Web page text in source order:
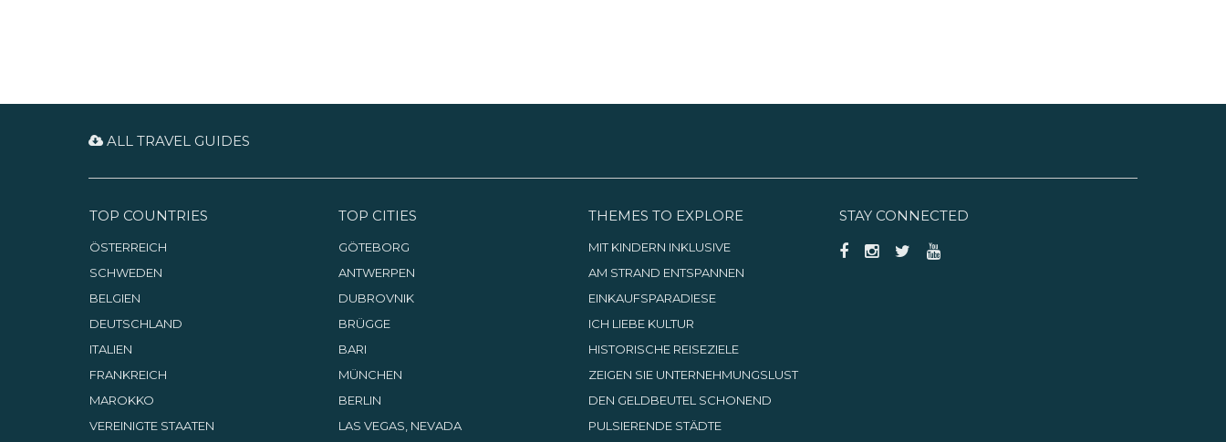
ALL TRAVEL GUIDES
TOP COUNTRIES
ÖSTERREICH
SCHWEDEN
BELGIEN
DEUTSCHLAND
ITALIEN
FRANKREICH
MAROKKO
VEREINIGTE STAATEN
TOP CITIES
GÖTEBORG
ANTWERPEN
DUBROVNIK
BRÜGGE
BARI
MÜNCHEN
BERLIN
LAS VEGAS, NEVADA
THEMES TO EXPLORE
MIT KINDERN INKLUSIVE
AM STRAND ENTSPANNEN
EINKAUFSPARADIESE
ICH LIEBE KULTUR
HISTORISCHE REISEZIELE
ZEIGEN SIE UNTERNEHMUNGSLUST
DEN GELDBEUTEL SCHONEND
PULSIERENDE STÄDTE
STAY CONNECTED